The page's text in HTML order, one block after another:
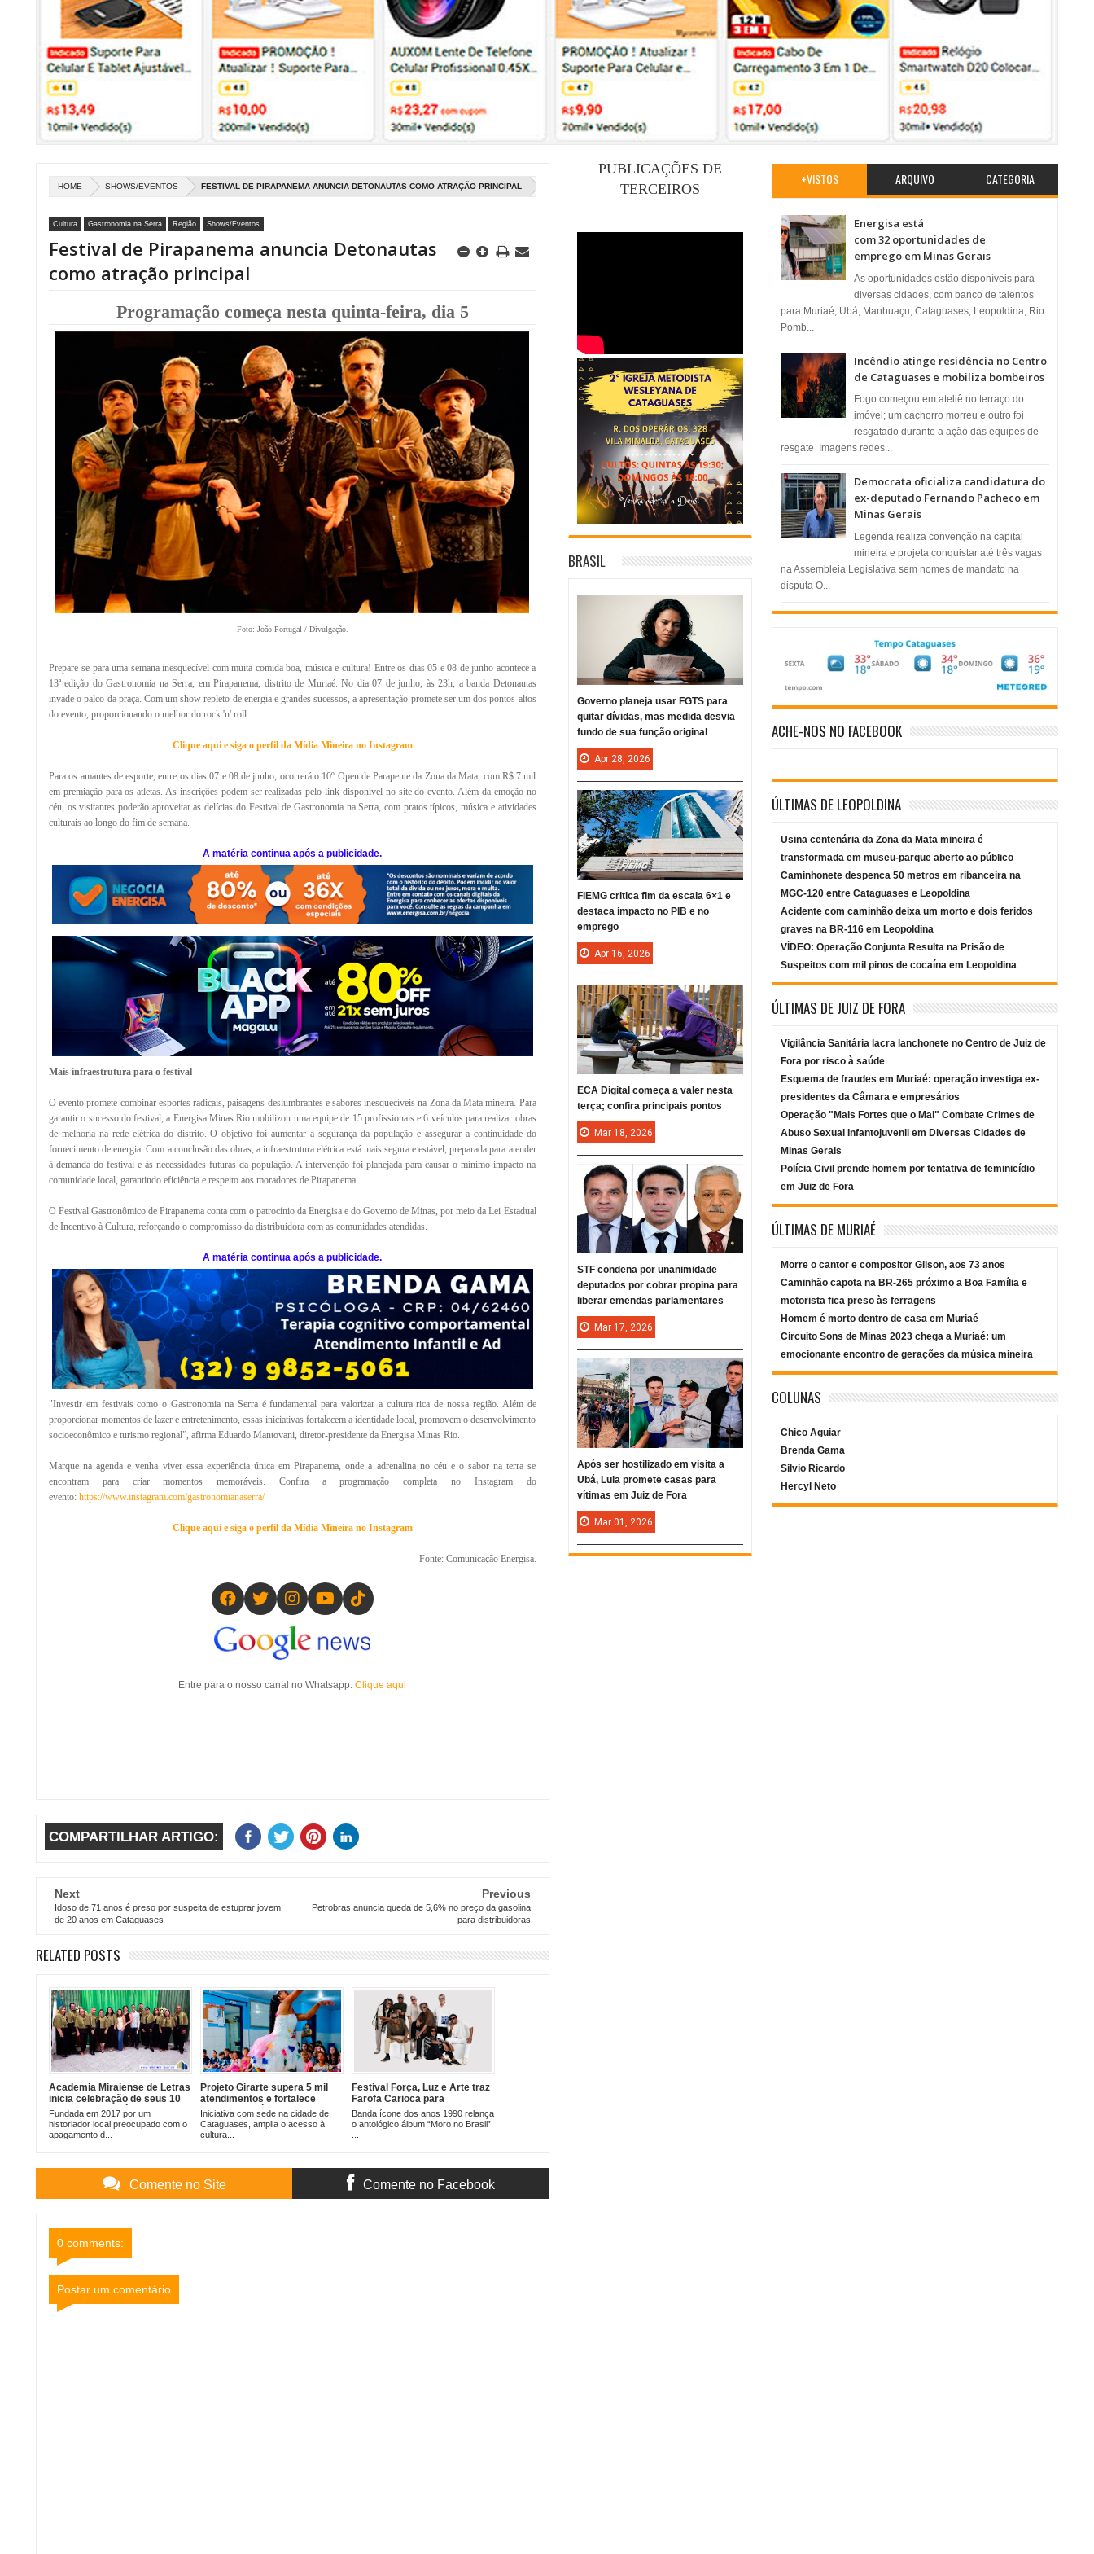
HOME SHOWS/EVENTOS FESTIVAL DE PIRAPANEMA ANUNCIA DETONAUTAS COMO ATRAÇÃO PRINCIPAL
Cultura Gastronomia na Serra Região Shows/Eventos
Festival de Pirapanema anuncia Detonautas
como atração principal
Programação começa nesta quinta-feira, dia 5
Foto: João Portugal / Divulgação.
Prepare-se para uma semana inesquecível com muita comida boa, música e cultura! Entre os dias 05 e 08 de junho acontece a
13ª edição do Gastronomia na Serra, em Pirapanema, distrito de Muriaé. No dia 07 de junho, às 23h, a banda Detonautas
invade o palco da praça. Com um show repleto de energia e grandes sucessos, a apresentação promete ser um dos pontos altos
do evento, proporcionando o melhor do rock 'n' roll.
Clique aqui e siga o perfil da Mídia Mineira no Instagram
Para os amantes de esporte, entre os dias 07 e 08 de junho, ocorrerá o 10º Open de Parapente da Zona da Mata, com R$ 7 mil
em premiação para os atletas. As inscrições podem ser realizadas pelo link disponível no site do evento. Além da emoção no
céu, os visitantes poderão aproveitar as delícias do Festival de Gastronomia na Serra, com pratos típicos, música e atividades
culturais ao longo do fim de semana.
A matéria continua após a publicidade.
Mais infraestrutura para o festival
O evento promete combinar esportes radicais, paisagens deslumbrantes e sabores inesquecíveis na Zona da Mata mineira. Para
garantir o sucesso do festival, a Energisa Minas Rio mobilizou uma equipe de 15 profissionais e 6 veículos para realizar obras
de melhoria na rede elétrica do distrito. O objetivo foi aumentar a segurança da população e assegurar a continuidade do
fornecimento de energia. Com a conclusão das obras, a infraestrutura elétrica está mais segura e estável, preparada para atender
à demanda do festival e às necessidades futuras da população. A intervenção foi planejada para causar o mínimo impacto na
comunidade local, garantindo eficiência e respeito aos moradores de Pirapanema.
O Festival Gastronômico de Pirapanema conta com o patrocínio da Energisa e do Governo de Minas, por meio da Lei Estadual
de Incentivo à Cultura, reforçando o compromisso da distribuidora com as comunidades atendidas.
A matéria continua após a publicidade.
"Investir em festivais como o Gastronomia na Serra é fundamental para valorizar a cultura rica de nossa região. Além de
proporcionar momentos de lazer e entretenimento, essas iniciativas fortalecem a identidade local, promovem o desenvolvimento
socioeconômico e turismo regional”, afirma Eduardo Mantovani, diretor-presidente da Energisa Minas Rio.
Marque na agenda e venha viver essa experiência única em Pirapanema, onde a adrenalina no céu e o sabor na terra se
encontram para criar momentos memoráveis. Confira a programação completa no Instagram do
evento: https://www.instagram.com/gastronomianaserra/
Clique aqui e siga o perfil da Mídia Mineira no Instagram
Fonte: Comunicação Energisa.
Entre para o nosso canal no Whatsapp:Clique aqui
COMPARTILHAR ARTIGO:
Next
Idoso de 71 anos é preso por suspeita de estuprar jovem
de 20 anos em Cataguases
Previous
Petrobras anuncia queda de 5,6% no preço da gasolina
para distribuidoras
RELATED POSTS
Academia Miraiense de Letras
inicia celebração de seus 10
anos com cerimônia que
reuniu autoridades e
sociedade civil
Fundada em 2017 por um
historiador local preocupado com o
apagamento d...
Projeto Girarte supera 5 mil
atendimentos e fortalece
formação artística, e
economia criativa na região.
Iniciativa com sede na cidade de
Cataguases, amplia o acesso à
cultura...
Festival Força, Luz e Arte traz
Farofa Carioca para
Cataguases
Banda ícone dos anos 1990 relança
o antológico álbum “Moro no Brasil”
Comente no Site Comente no Facebook
0 comments:
Postar um comentário
+VISTOS ARQUIVO CATEGORIA
Energisa está
com 32 oportunidades de
emprego em Minas Gerais
As oportunidades estão disponíveis para
diversas cidades, com banco de talentos
para Muriaé, Ubá, Manhuaçu, Cataguases, Leopoldina, Rio
Pomb...
Incêndio atinge residência no Centro
de Cataguases e mobiliza bombeiros
​Fogo começou em ateliê no terraço do
imóvel; um cachorro morreu e outro foi
resgatado durante a ação das equipes de
resgate ​ Imagens redes...
Democrata oficializa candidatura do
ex-deputado Fernando Pacheco em
Minas Gerais
Legenda realiza convenção na capital
mineira e projeta conquistar até três vagas
na Assembleia Legislativa sem nomes de mandato na
disputa O...
ACHE-NOS NO FACEBOOK
ÚLTIMAS DE LEOPOLDINA
Usina centenária da Zona da Mata mineira é
transformada em museu-parque aberto ao público
Caminhonete despenca 50 metros em ribanceira na
MGC-120 entre Cataguases e Leopoldina
Acidente com caminhão deixa um morto e dois feridos
graves na BR-116 em Leopoldina
VÍDEO: Operação Conjunta Resulta na Prisão de
Suspeitos com mil pinos de cocaína em Leopoldina
ÚLTIMAS DE JUIZ DE FORA
Vigilância Sanitária lacra lanchonete no Centro de Juiz de
Fora por risco à saúde
Esquema de fraudes em Muriaé: operação investiga ex-
presidentes da Câmara e empresários
Operação "Mais Fortes que o Mal" Combate Crimes de
Abuso Sexual Infantojuvenil em Diversas Cidades de
Minas Gerais
Polícia Civil prende homem por tentativa de feminicídio
em Juiz de Fora
ÚLTIMAS DE MURIAÉ
Morre o cantor e compositor Gilson, aos 73 anos
Caminhão capota na BR-265 próximo a Boa Família e
motorista fica preso às ferragens
Homem é morto dentro de casa em Muriaé
Circuito Sons de Minas 2023 chega a Muriaé: um
emocionante encontro de gerações da música mineira
COLUNAS
Chico Aguiar
Brenda Gama
Silvio Ricardo
Hercyl Neto
PUBLICAÇÕES DE
TERCEIROS
BRASIL
Governo planeja usar FGTS para
quitar dívidas, mas medida desvia
fundo de sua função original
Apr 28, 2026
FIEMG critica fim da escala 6×1 e
destaca impacto no PIB e no
emprego
Apr 16, 2026
ECA Digital começa a valer nesta
terça; confira principais pontos
Mar 18, 2026
STF condena por unanimidade
deputados por cobrar propina para
liberar emendas parlamentares
Mar 17, 2026
Após ser hostilizado em visita a
Ubá, Lula promete casas para
vítimas em Juiz de Fora
Mar 01, 2026